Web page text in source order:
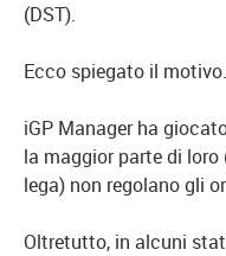
(DST).
Ecco spiegato il motivo.
iGP Manager ha
la maggior parte di
lega) non regolano gli
Oltretutto, in alcuni